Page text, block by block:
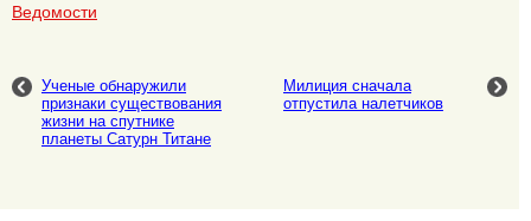
Ведомости
Ученые обнаружили
признаки существования
жизни на спутнике
планеты Сатурн Титане
Милиция сначала
отпустила налетчиков